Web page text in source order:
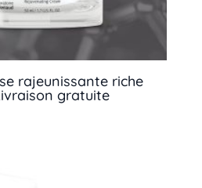
rajeunissante riche
gratuite